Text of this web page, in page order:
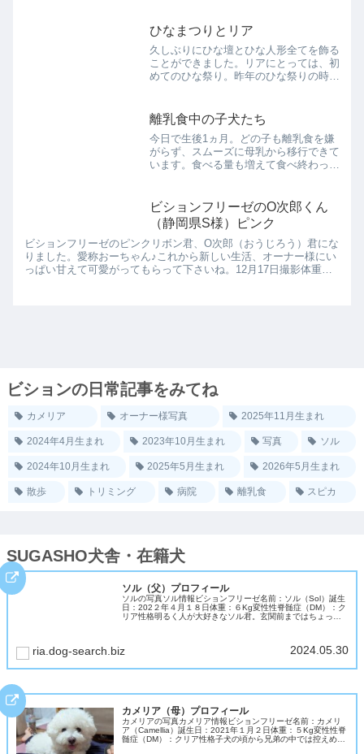
ひなまつりとリア
久しぶりにひな壇とひな人形全てを飾る
ことができました。リアにとっては、初
めてのひな祭り。昨年のひな祭りの時期
初。いつも親任せの雛飾りも今年は娘と
一緒に飾ることができました...
離乳食中の子犬たち
今日で生後1ヵ月。どの子も離乳食を嫌
がらず、スムーズに母乳から移行できて
います。食べる量も増えて食べ終わった
ないので、前足と顔をフードボールに突
っ込んで体中で食べていま...
ビションフリーゼのO次郎くん
（静岡県S様）ピンク
ビションフリーゼのピンクリボン君、O次郎（おうじろう）君にな
りました。愛称おーちゃん♪これから新しい生活、オーナー様にい
っぱい甘えて可愛がってもらって下さいね。12月17日撮影体重は
ビションの日常記事をみてね
カメリア オーナー様写真 2025年11月生まれ
2024年4月生まれ 2023年10月生まれ 写真 ソル
2024年10月生まれ 2025年5月生まれ 2026年5月生まれ
散歩 トリミング 病院 離乳食 スピカ
SUGASHO犬舎・在籍犬
ソル（父）プロフィール
ソルの写真ソル情報ビションフリーゼ名前：ソル（Sol）誕生
日：202２年４月１８日体重：６Kg変性性脊髄症（DM）：ク
リア性格明るく人が大好きなソル君。玄関前まではちょっぴ
ria.dog-search.biz 2024.05.30
カメリア（母）プロフィール
カメリアの写真カメリア情報ビションフリーゼ名前：カメリ
ア（Camellia）誕生日：2021年１月２日体重：５Kg変性性脊
髄症（DM）：クリア性格子犬の頃から兄弟の中では控えめだ